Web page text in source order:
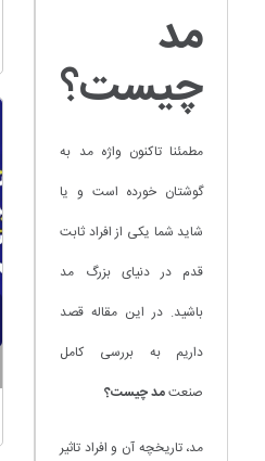
مد
چیست؟
مطمئنا تاکنون واژه مد به
گوشتان خورده است و یا
شاید شما یکی از افراد ثابت
قدم در دنیای بزرگ مد
باشید. در این مقاله قصد
داریم به بررسی کامل
صنعتمد چیست؟
مد، تاریخچه آن و افراد تاثیر